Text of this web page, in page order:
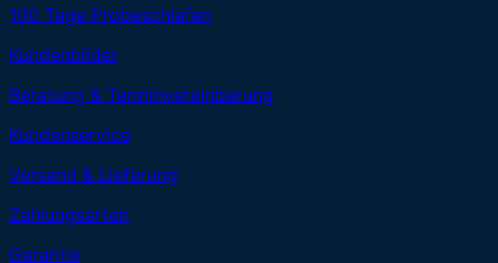
100 Tage Probeschlafen
Kundenbilder
Beratung & Terminvereinbarung
Kundenservice
Versand & Lieferung
Zahlungsarten
Garantie